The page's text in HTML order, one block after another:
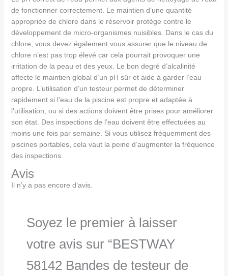
de fonctionner correctement. Le maintien d’une quantité
appropriée de chlore dans le réservoir protège contre le
développement de micro-organismes nuisibles. Dans le cas du
chlore, vous devez également vous assurer que le niveau de
chlore n’est pas trop élevé car cela pourrait provoquer une
irritation de la peau et des yeux. Le bon degré d’alcalinité
affecte le maintien global d’un pH sûr et aide à garder l’eau
propre. L’utilisation d’un testeur permet de déterminer
rapidement si l’eau de la piscine est propre et adaptée à
l’utilisation, ou si des actions doivent être prises pour améliorer
son état. Des inspections de l’eau doivent être effectuées au
moins une fois par semaine. Si vous utilisez fréquemment des
piscines portables, cela vaut la peine d’augmenter la fréquence
des inspections.
Avis
Il n’y a pas encore d’avis.
Soyez le premier à laisser
votre avis sur “BESTWAY
58142 Bandes de testeur de